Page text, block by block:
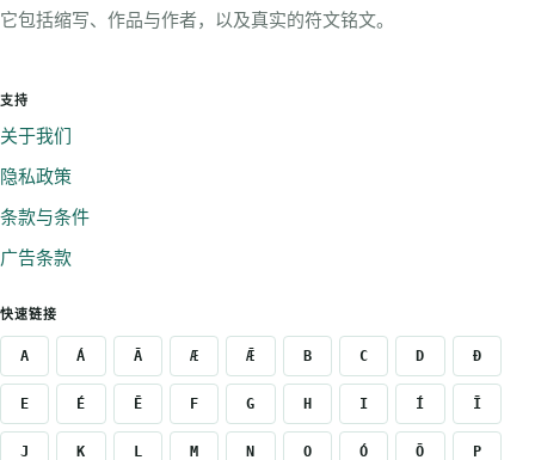
它包括缩写、作品与作者，以及真实的符文铭文。
支持
关于我们
隐私政策
条款与条件
广告条款
快速链接
A Á Ā Æ Ǣ B C D Ð
E É Ē F G H I Í Ī
J K L M N O Ó Ō P